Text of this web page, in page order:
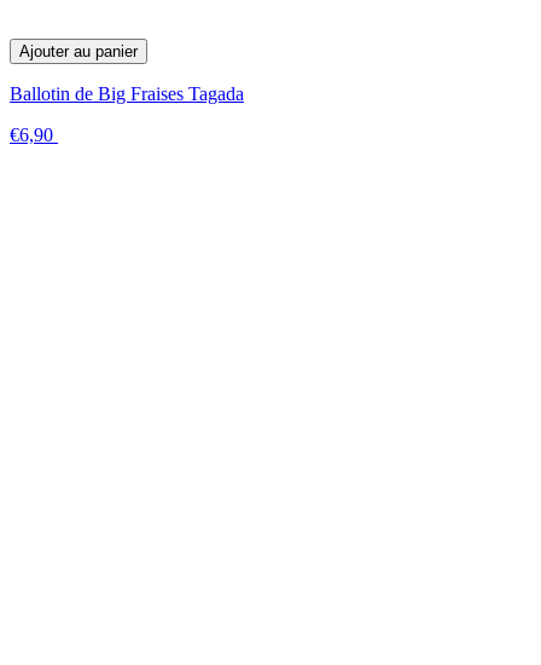
Ajouter au panier
Ballotin de Big Fraises Tagada
€6,90